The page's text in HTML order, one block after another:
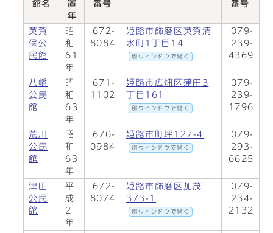
館名
置
年
番号
番号
英賀
保公
民館
昭
和
61
年
672-
8084
姫路市飾磨区英賀清
水町1丁目14
別ウィンドウで開く
079-
239-
4369
八幡
公民
館
昭
和
63
年
671-
1102
姫路市広畑区蒲田3
丁目161
別ウィンドウで開く
079-
239-
1796
荒川
公民
館
昭
和
63
年
670-
0984
姫路市町坪127-4
別ウィンドウで開く
079-
293-
6625
津田
公民
館
平
成
2
年
672-
8074
姫路市飾磨区加茂
373-1
別ウィンドウで開く
079-
234-
2132